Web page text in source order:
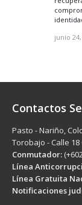
junio
Contactos
Pasto - Nariño,
Torobajo - Calle
Conmutador:
Línea
Línea Gratuita
Notificaciones